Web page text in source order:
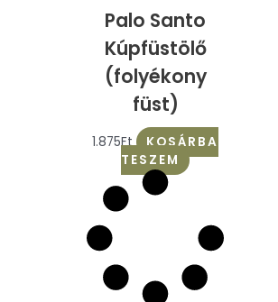
Palo Santo
Kúpfüstölő
(folyékony
füst)
1.875Ft
KOSÁRBA
TESZEM